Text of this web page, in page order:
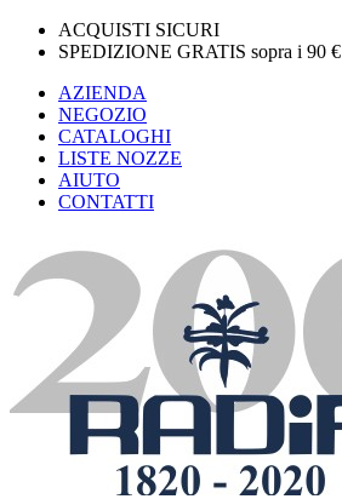
ACQUISTI SICURI
SPEDIZIONE GRATIS sopra i 90 €
AZIENDA
NEGOZIO
CATALOGHI
LISTE NOZZE
AIUTO
CONTATTI